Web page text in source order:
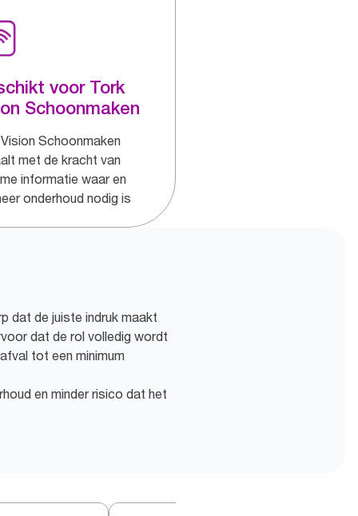
voor Tork
Schoonmaken
Schoonmaken
met de kracht van
informatie waar en
onderhoud nodig is
dat de juiste indruk maakt
dat de rol volledig wordt
tot een minimum
en minder risico dat het